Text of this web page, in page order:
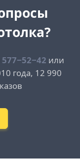
577−52−42 или
года, 12 990